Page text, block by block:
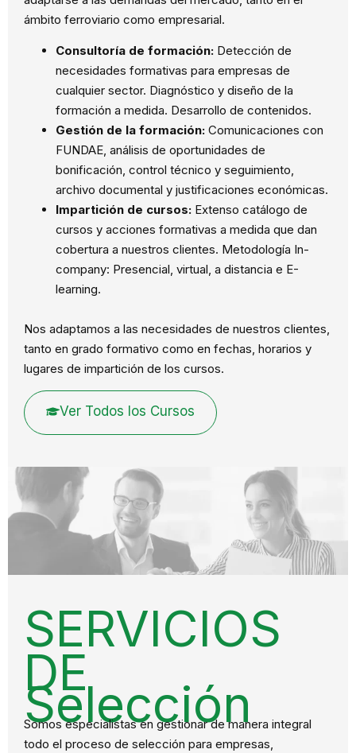
ámbito ferroviario como empresarial.
Consultoría de formación: Detección de
necesidades formativas para empresas de
cualquier sector. Diagnóstico y diseño de la
formación a medida. Desarrollo de contenidos.
Gestión de la formación: Comunicaciones con
FUNDAE, análisis de oportunidades de
bonificación, control técnico y seguimiento,
archivo documental y justificaciones económicas.
Impartición de cursos: Extenso catálogo de
cursos y acciones formativas a medida que dan
cobertura a nuestros clientes. Metodología In-
company: Presencial, virtual, a distancia e E-
learning.
Nos adaptamos a las necesidades de nuestros clientes,
tanto en grado formativo como en fechas, horarios y
lugares de impartición de los cursos.
Ver Todos los Cursos
SERVICIOS
DE
Selección
Somos especialistas en gestionar de manera integral
todo el proceso de selección para empresas,